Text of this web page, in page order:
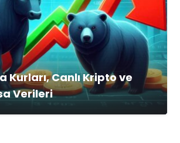
Kurları, Canlı Kripto ve
Verileri